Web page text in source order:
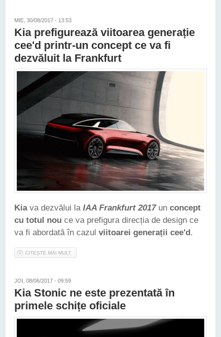
MIE, 30/08/2017 - 13:53
Kia prefigurează viitoarea generație
cee'd printr-un concept ce va fi
dezvăluit la Frankfurt
Kiava dezvălui la IAA Frankfurt 2017un concept
cu totul nou ce va prefigura direcția de design ce
va fi abordată în cazul viitoarei generații cee'd.
CITEȘTE MAI MULT
JOI, 08/06/2017 - 09:59
Kia Stonic ne este prezentată în
primele schițe oficiale